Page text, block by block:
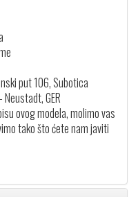
put 106, Subotica
GER
ovog modela, molimo vas
tako što ćete nam javiti